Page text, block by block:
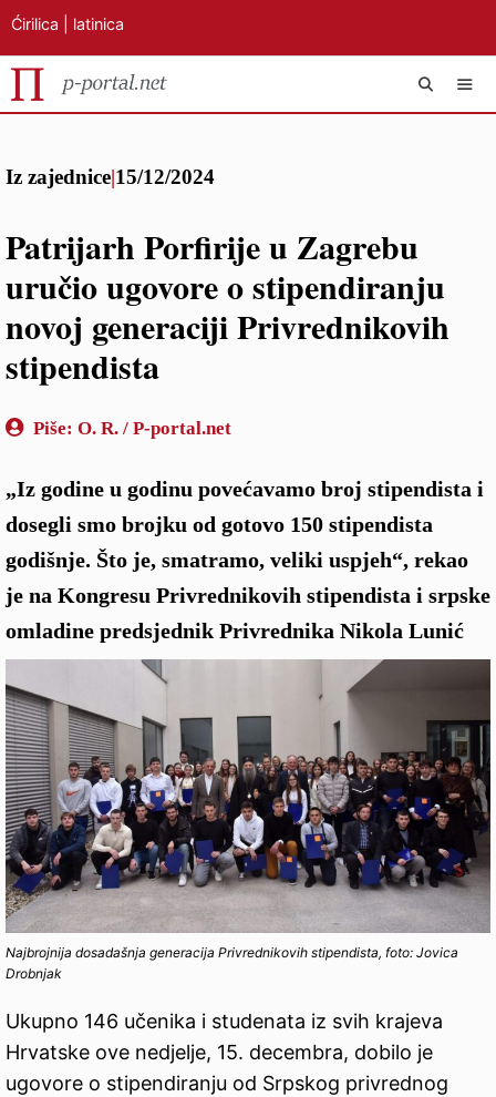
sadržaj
Ćirilica latinica
Iz zajednice|15/12/2024
Patrijarh Porfirije u Zagrebu
uručio ugovore o stipendiranju
novoj generaciji Privrednikovih
stipendista
Piše: O. R. / P-portal.net
„Iz godine u godinu povećavamo broj stipendista i
dosegli smo brojku od gotovo 150 stipendista
godišnje. Što je, smatramo, veliki uspjeh“, rekao
je na Kongresu Privrednikovih stipendista i srpske
omladine predsjednik Privrednika Nikola Lunić
Najbrojnija dosadašnja generacija Privrednikovih stipendista, foto: Jovica
Drobnjak
Ukupno 146 učenika i studenata iz svih krajeva
Hrvatske ove nedjelje, 15. decembra, dobilo je
ugovore o stipendiranju od Srpskog privrednog